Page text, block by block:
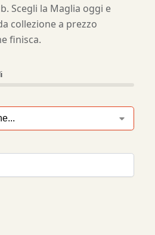
Scegli la Maglia oggi e
collezione a prezzo
finisca.